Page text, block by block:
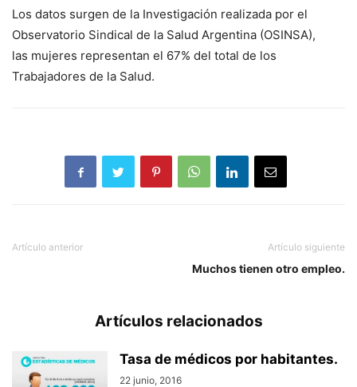
Los datos surgen de la Investigación realizada por el
Observatorio Sindical de la Salud Argentina (OSINSA),
las mujeres representan el 67% del total de los
Trabajadores de la Salud.
Artículo anterior Artículo siguiente
Muchos tienen otro empleo.
Artículos relacionados
Tasa de médicos por habitantes.
22 junio, 2016